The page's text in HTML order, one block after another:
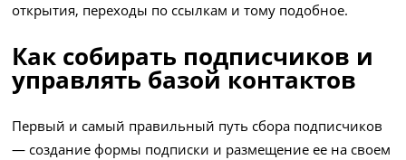
открытия, переходы по ссылкам и тому подобное.
Как собирать подписчиков и
управлять базой контактов
Первый и самый правильный путь сбора подписчиков
— создание формы подписки и размещение ее на своем